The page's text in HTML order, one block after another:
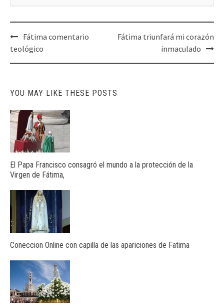
Post
navigation
Fátima comentario
teológico
Fátima triunfará mi corazón
inmaculado
YOU MAY LIKE THESE POSTS
El Papa Francisco consagró el mundo a la protección de la
Virgen de Fátima,
Coneccion Online con capilla de las apariciones de Fatima